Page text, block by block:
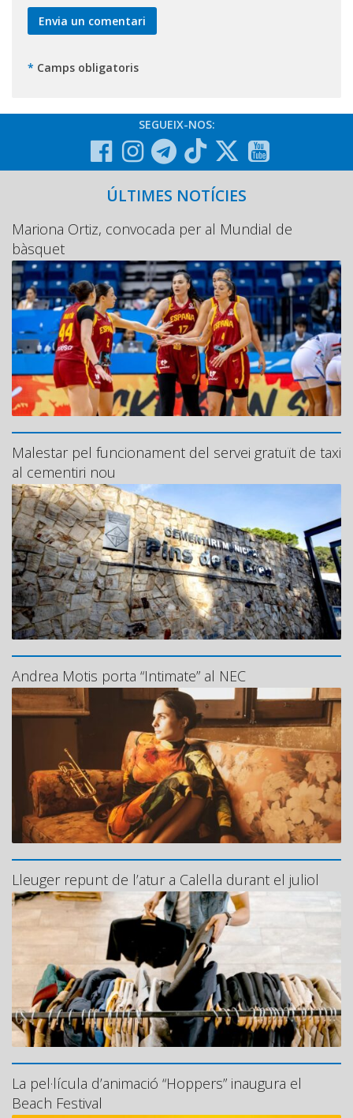
* Camps obligatoris
SEGUEIX-NOS:
ÚLTIMES NOTÍCIES
Mariona Ortiz, convocada per al Mundial de
bàsquet
Malestar pel funcionament del servei gratuït de taxi
al cementiri nou
Andrea Motis porta “Intimate” al NEC
Lleuger repunt de l’atur a Calella durant el juliol
La pel·lícula d’animació “Hoppers” inaugura el
Beach Festival